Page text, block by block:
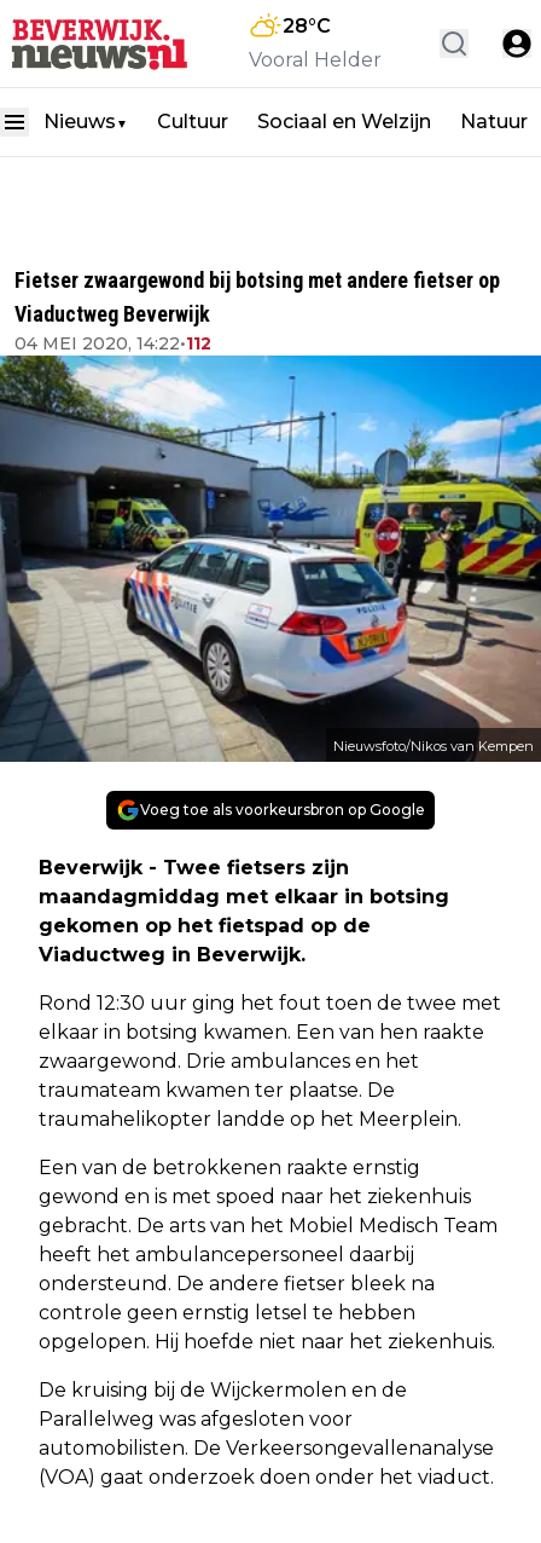
28°C
Vooral Helder
Nieuws ▼ Cultuur Sociaal en Welzijn Natuur
Fietser zwaargewond bij botsing met andere fietser op
Viaductweg Beverwijk
04 MEI 2020, 14:22•112
Nieuwsfoto/Nikos van Kempen
Voeg toe als voorkeursbron op Google
Beverwijk - Twee fietsers zijn
maandagmiddag met elkaar in botsing
gekomen op het fietspad op de
Viaductweg in Beverwijk.
Rond 12:30 uur ging het fout toen de twee met
elkaar in botsing kwamen. Een van hen raakte
zwaargewond. Drie ambulances en het
traumateam kwamen ter plaatse. De
traumahelikopter landde op het Meerplein.
Een van de betrokkenen raakte ernstig
gewond en is met spoed naar het ziekenhuis
gebracht. De arts van het Mobiel Medisch Team
heeft het ambulancepersoneel daarbij
ondersteund. De andere fietser bleek na
controle geen ernstig letsel te hebben
opgelopen. Hij hoefde niet naar het ziekenhuis.
De kruising bij de Wijckermolen en de
Parallelweg was afgesloten voor
automobilisten. De Verkeersongevallenanalyse
(VOA) gaat onderzoek doen onder het viaduct.